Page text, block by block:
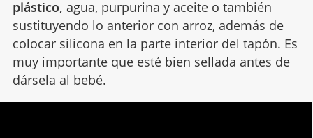
plástico, agua, purpurina y aceite o también
sustituyendo lo anterior con arroz, además de
colocar silicona en la parte interior del tapón. Es
muy importante que esté bien sellada antes de
dársela al bebé.